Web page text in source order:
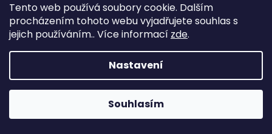
Tento web používá soubory cookie. Dalším
procházením tohoto webu vyjadřujete souhlas s
jejich používáním.. Více informací zde.
Nastavení
Souhlasím
Opálový náramek+ krabička a čistící utěrka zdarma
53 079 Kč
DO KOŠÍKU